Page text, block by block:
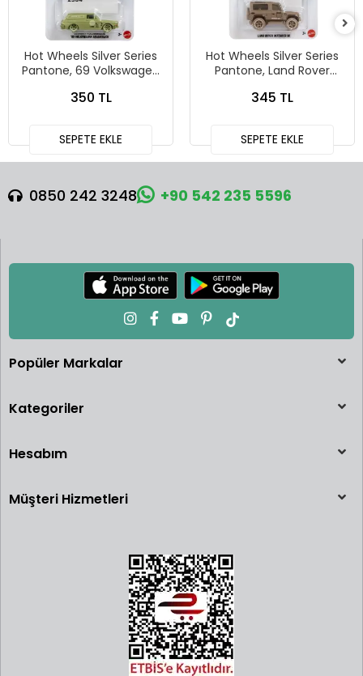
Hot Wheels Silver Series
Pantone, 69 Volkswagen
350 TL
SEPETE EKLE
Hot Wheels Silver Series
Pantone, Land Rover
345 TL
SEPETE EKLE
0850 242 3248 +90 542 235 5596
Popüler Markalar
Kategoriler
Hesabım
Müşteri Hizmetleri